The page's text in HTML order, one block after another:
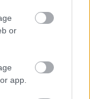
or
app.
érkezett
féléves
hogy Kína
még
még